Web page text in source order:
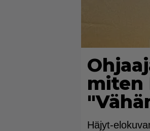
miten
Häjyt-